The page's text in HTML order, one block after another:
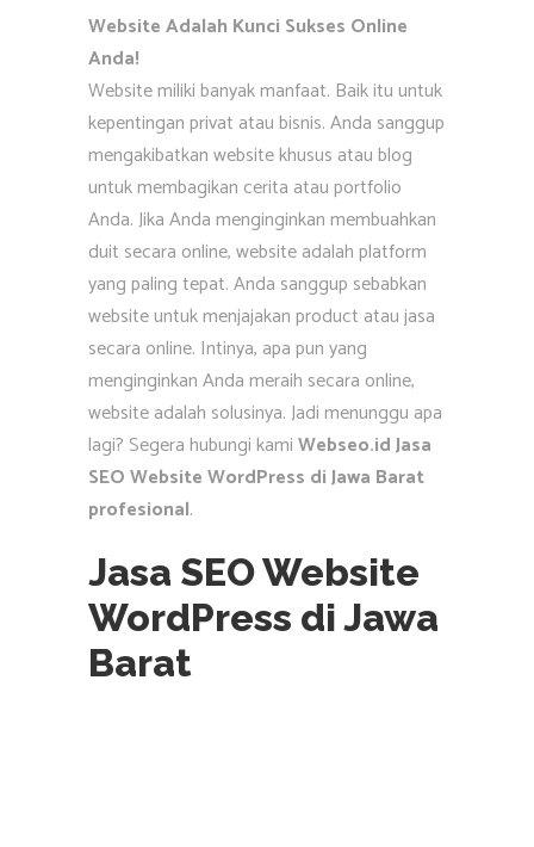
Website Adalah Kunci Sukses Online
Anda!
Website miliki banyak manfaat. Baik itu untuk
kepentingan privat atau bisnis. Anda sanggup
mengakibatkan website khusus atau blog
untuk membagikan cerita atau portfolio
Anda. Jika Anda menginginkan membuahkan
duit secara online, website adalah platform
yang paling tepat. Anda sanggup sebabkan
website untuk menjajakan product atau jasa
secara online. Intinya, apa pun yang
menginginkan Anda meraih secara online,
website adalah solusinya. Jadi menunggu apa
lagi? Segera hubungi kamiWebseo.id Jasa
SEO Website WordPress di Jawa Barat
profesional.
Jasa SEO Website
WordPress di Jawa
Barat